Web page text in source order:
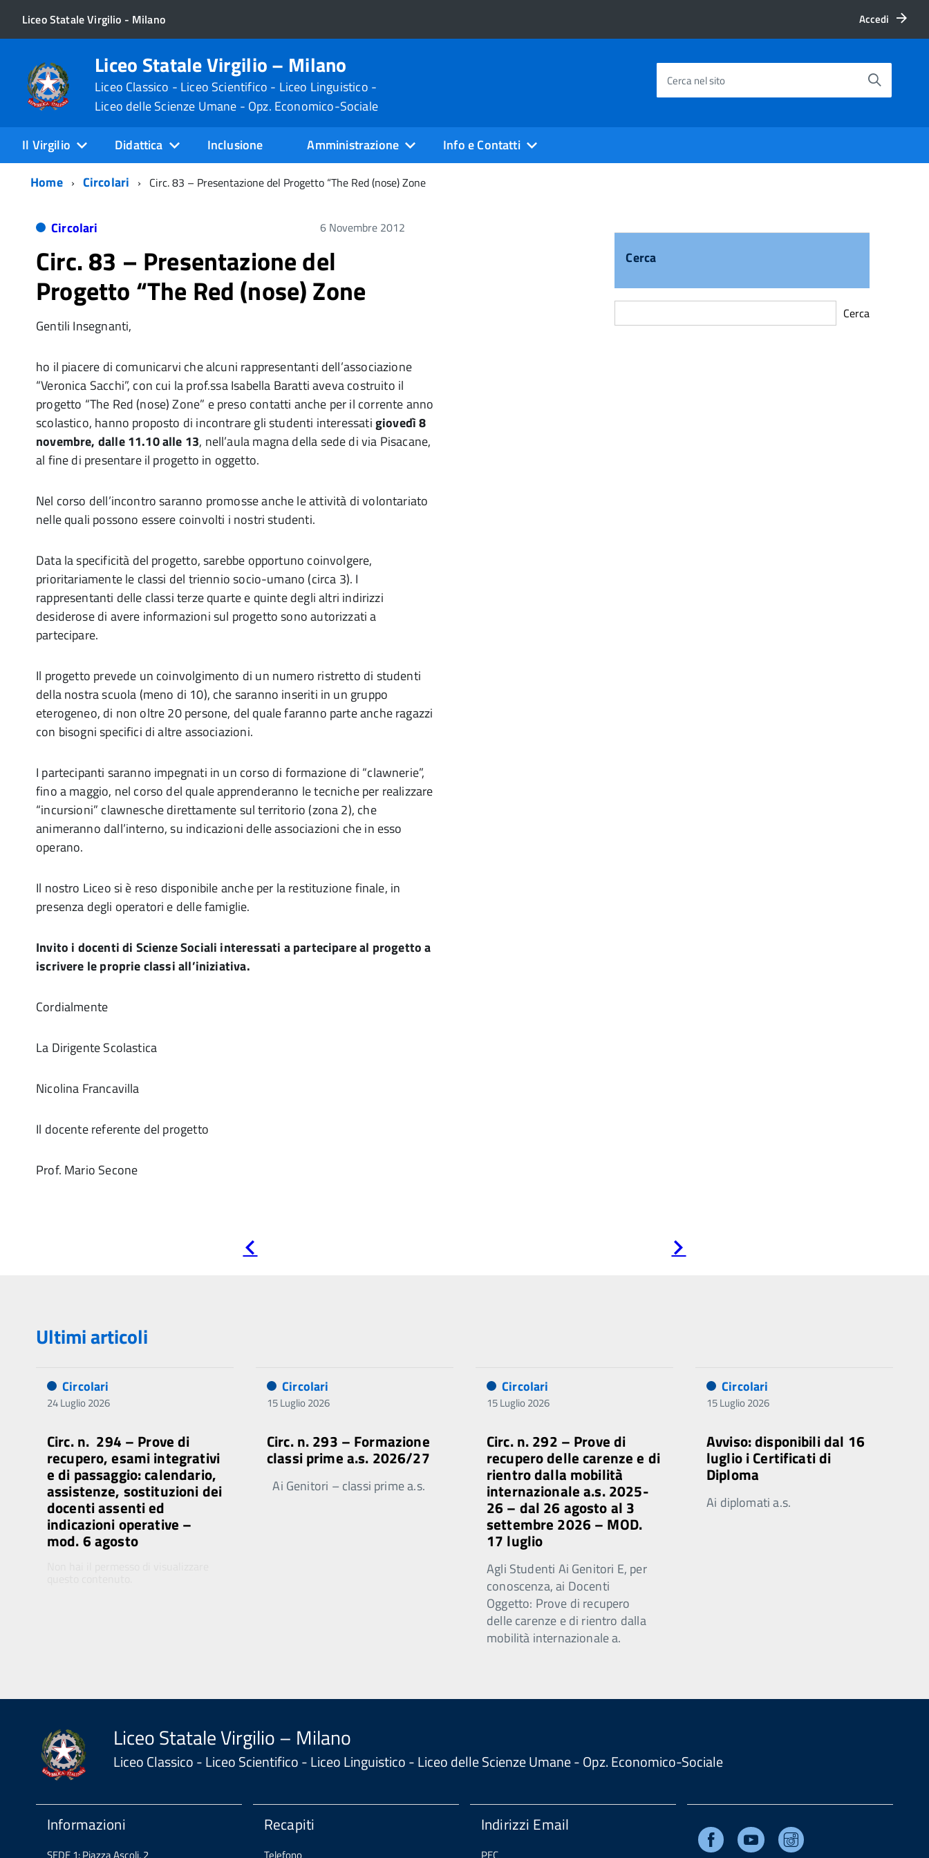
Liceo Statale Virgilio - Milano Accedi
Liceo Statale Virgilio – Milano
Liceo Classico - Liceo Scientifico - Liceo Linguistico -
Liceo delle Scienze Umane - Opz. Economico-Sociale
Cerca nel sito
Il Virgilio Didattica Inclusione Amministrazione
Info e Contatti
Home
Circolari Circ. 83 – Presentazione del Progetto “The Red (nose) Zone
Circolari 6 Novembre 2012
Circ. 83 – Presentazione del
Progetto “The Red (nose) Zone
Gentili Insegnanti,
ho il piacere di comunicarvi che alcuni rappresentanti dell’associazione
“Veronica Sacchi”, con cui la prof.ssa Isabella Baratti aveva costruito il
progetto “The Red (nose) Zone” e preso contatti anche per il corrente anno
scolastico, hanno proposto di incontrare gli studenti interessatigiovedì 8
novembre, dalle 11.10 alle 13, nell’aula magna della sede di via Pisacane,
al fine di presentare il progetto in oggetto.
Nel corso dell’incontro saranno promosse anche le attività di volontariato
nelle quali possono essere coinvolti i nostri studenti.
Data la specificità del progetto, sarebbe opportuno coinvolgere,
prioritariamente le classi del triennio socio-umano (circa 3). I
rappresentanti delle classi terze quarte e quinte degli altri indirizzi
desiderose di avere informazioni sul progetto sono autorizzati a
partecipare.
Il progetto prevede un coinvolgimento di un numero ristretto di studenti
della nostra scuola (meno di 10), che saranno inseriti in un gruppo
eterogeneo, di non oltre 20 persone, del quale faranno parte anche ragazzi
con bisogni specifici di altre associazioni.
I partecipanti saranno impegnati in un corso di formazione di “clawnerie”,
fino a maggio, nel corso del quale apprenderanno le tecniche per realizzare
“incursioni” clawnesche direttamente sul territorio (zona 2), che
animeranno dall’interno, su indicazioni delle associazioni che in esso
operano.
Il nostro Liceo si è reso disponibile anche per la restituzione finale, in
presenza degli operatori e delle famiglie.
Invito i docenti di Scienze Sociali interessati a partecipare al progetto a
iscrivere le proprie classi all’iniziativa.
Cordialmente
La Dirigente Scolastica
Nicolina Francavilla
Il docente referente del progetto
Prof. Mario Secone
Cerca
Cerca
precedente successiva
Ultimi articoli
Circolari
24 Luglio 2026
Circ. n. 294 – Prove di
recupero, esami integrativi
e di passaggio: calendario,
assistenze, sostituzioni dei
docenti assenti ed
indicazioni operative –
mod. 6 agosto
Circolari
15 Luglio 2026
Circ. n. 293 – Formazione
classi prime a.s. 2026/27
Ai Genitori – classi prime a.s.
Circolari
15 Luglio 2026
Circ. n. 292 – Prove di
recupero delle carenze e di
rientro dalla mobilità
internazionale a.s. 2025-
26 – dal 26 agosto al 3
settembre 2026 – MOD.
17 luglio
Agli Studenti Ai Genitori E, per
conoscenza, ai Docenti
Oggetto: Prove di recupero
delle carenze e di rientro dalla
mobilità internazionale a.
Circolari
15 Luglio 2026
Avviso: disponibili dal 16
luglio i Certificati di
Diploma
Ai diplomati a.s.
Liceo Statale Virgilio – Milano
Liceo Classico - Liceo Scientifico - Liceo Linguistico - Liceo delle Scienze Umane - Opz. Economico-Sociale
Informazioni Recapiti Indirizzi Email Facebook Youtube